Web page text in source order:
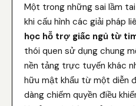
Một trong những sai lầm
khi cấu hình các giải pháp
học hỗ trợ giấc ngủ từ
thói quen sử dụng chung
nền tảng trực tuyến khác
hữu mật khẩu từ một diễn
dàng chiếm quyền điều